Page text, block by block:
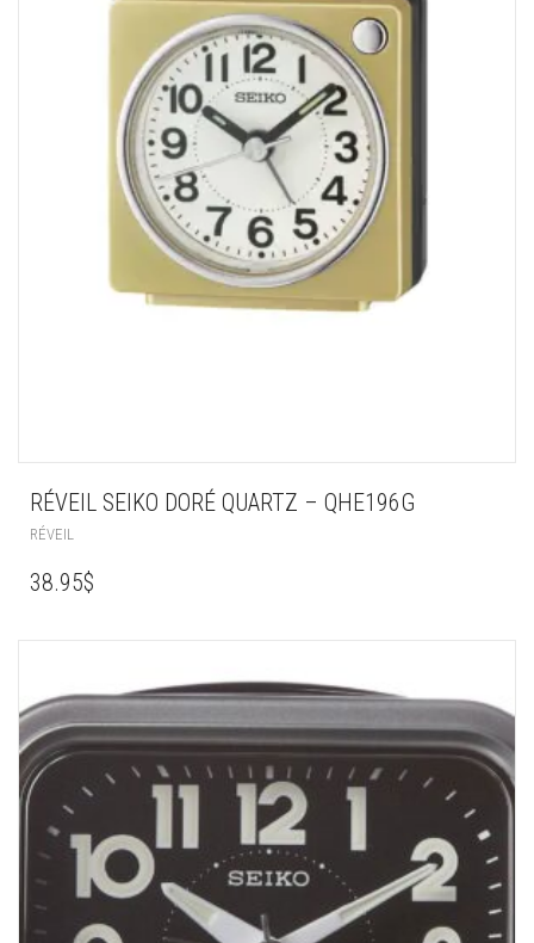
RÉVEIL SEIKO DORÉ QUARTZ – QHE196G
RÉVEIL
38.95$